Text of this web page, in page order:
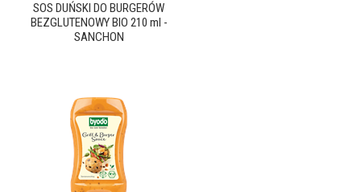
SOS DUŃSKI DO BURGERÓW
BEZGLUTENOWY BIO 210 ml -
SANCHON